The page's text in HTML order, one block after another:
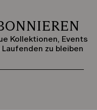
Kollektionen, Events
zu bleiben